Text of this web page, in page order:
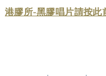
港膠所-黑膠唱片請按